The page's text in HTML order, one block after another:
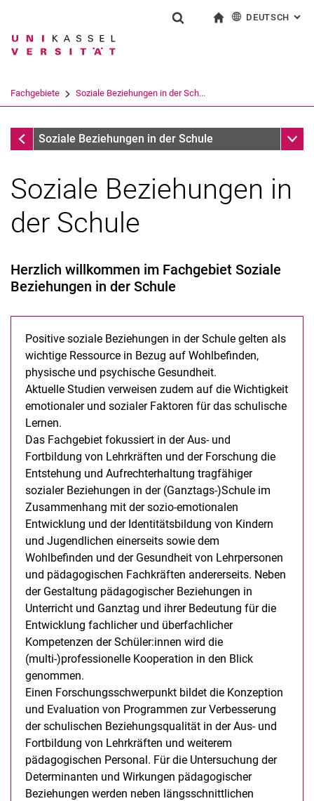
Springe direkt zu: Inhalt
Springe direkt zu: Suche
Springe direkt zu:
Suchbegriff
Suchen (öffnet externen Link in einem
DEUTSCH :
Fachgebiete Soziale Beziehungen in der Sch...
Fachgebiete
Soziale Beziehungen in der Schule
Soziale Beziehungen in
der Schule
Herzlich willkommen im Fachgebiet Soziale
Beziehungen in der Schule
Positive soziale Beziehungen in der Schule gelten als
wichtige Ressource in Bezug auf Wohlbefinden,
physische und psychische Gesundheit.
Aktuelle Studien verweisen zudem auf die Wichtigkeit
emotionaler und sozialer Faktoren für das schulische
Lernen.
Das Fachgebiet fokussiert in der Aus- und
Fortbildung von Lehrkräften und der Forschung die
Entstehung und Aufrechterhaltung tragfähiger
sozialer Beziehungen in der (Ganztags-)Schule im
Zusammenhang mit der sozio-emotionalen
Entwicklung und der Identitätsbildung von Kindern
und Jugendlichen einerseits sowie dem
Wohlbefinden und der Gesundheit von Lehrpersonen
und pädagogischen Fachkräften andererseits. Neben
der Gestaltung pädagogischer Beziehungen in
Unterricht und Ganztag und ihrer Bedeutung für die
Entwicklung fachlicher und überfachlicher
Kompetenzen der Schüler:innen wird die
(multi-)professionelle Kooperation in den Blick
genommen.
Einen Forschungsschwerpunkt bildet die Konzeption
und Evaluation von Programmen zur Verbesserung
der schulischen Beziehungsqualität in der Aus- und
Fortbildung von Lehrkräften und weiterem
pädagogischen Personal. Für die Untersuchung der
Determinanten und Wirkungen pädagogischer
Beziehungen werden neben längsschnittlichen